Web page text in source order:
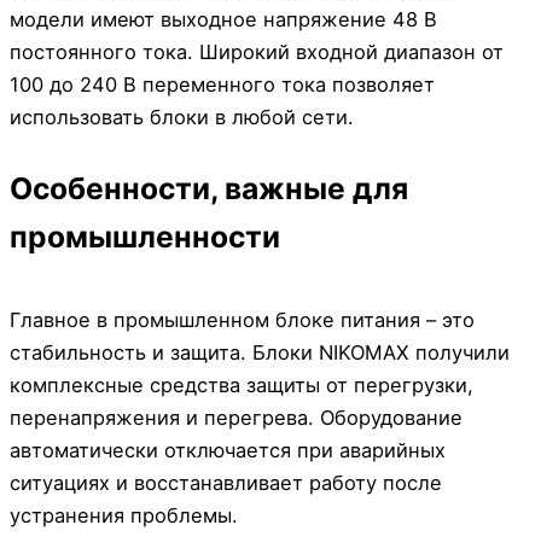
модели имеют выходное напряжение 48 В
постоянного тока. Широкий входной диапазон от
100 до 240 В переменного тока позволяет
использовать блоки в любой сети.
Особенности, важные для
промышленности
Главное в промышленном блоке питания – это
стабильность и защита. Блоки NIKOMAX получили
комплексные средства защиты от перегрузки,
перенапряжения и перегрева. Оборудование
автоматически отключается при аварийных
ситуациях и восстанавливает работу после
устранения проблемы.